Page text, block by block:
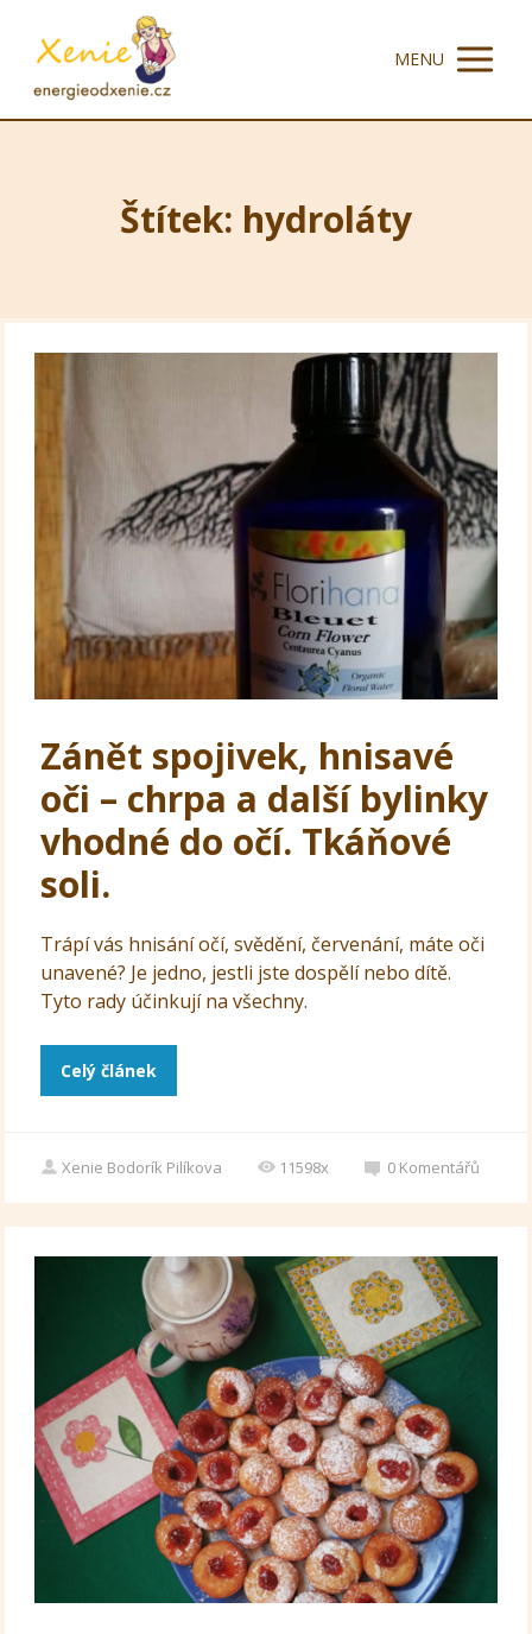
MENU
Štítek: hydroláty
Zánět spojivek, hnisavé
oči – chrpa a další bylinky
vhodné do očí. Tkáňové
soli.
Trápí vás hnisání očí, svědění, červenání, máte oči
unavené? Je jedno, jestli jste dospělí nebo dítě.
Tyto rady účinkují na všechny.
Celý článek
Xenie Bodorík Pilíkova 11598x 0 Komentářů